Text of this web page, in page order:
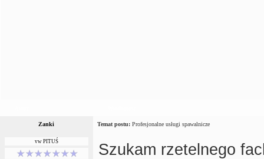
Zanki Temat postu: Profesjonalne usługi spawalnicze
vw PITUŚ
Szukam rzetelnego